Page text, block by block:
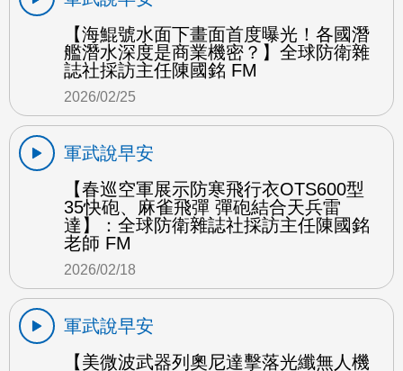
【海鯤號水面下畫面首度曝光！各國潛
艦潛水深度是商業機密？】全球防衛雜
誌社採訪主任陳國銘 FM
2026/02/25
軍武說早安
【春巡空軍展示防寒飛行衣OTS600型
35快砲、麻雀飛彈 彈砲結合天兵雷
達】：全球防衛雜誌社採訪主任陳國銘
老師 FM
2026/02/18
軍武說早安
【美微波武器列奧尼達擊落光纖無人機